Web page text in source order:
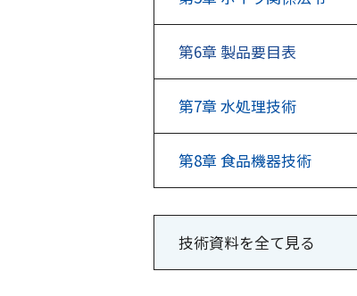
第6章 製品要目表
第7章 水処理技術
第8章 食品機器技術
技術資料を全て見る